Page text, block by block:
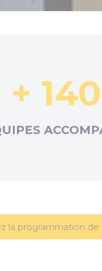
+
la programmation